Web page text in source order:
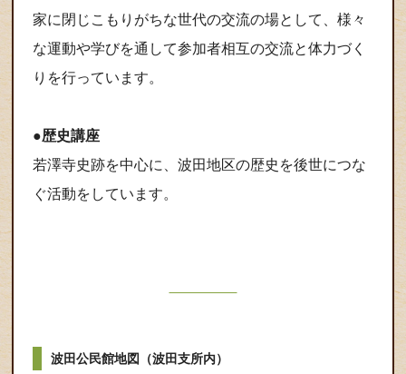
家に閉じこもりがちな世代の交流の場として、様々
な運動や学びを通して参加者相互の交流と体力づく
りを行っています。
●歴史講座
若澤寺史跡を中心に、波田地区の歴史を後世につな
ぐ活動をしています。
波田公民館地図（波田支所内）